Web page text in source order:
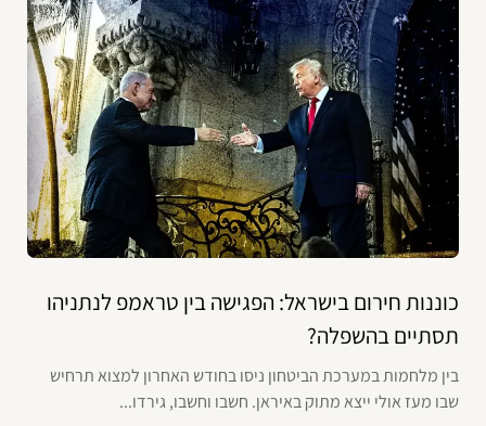
כוננות חירום בישראל: הפגישה בין טראמפ לנתניהו
תסתיים בהשפלה?
בין מלחמות במערכת הביטחון ניסו בחודש האחרון למצוא תרחיש
שבו מעז אולי ייצא מתוק באיראן. חשבו וחשבו, גירדו...